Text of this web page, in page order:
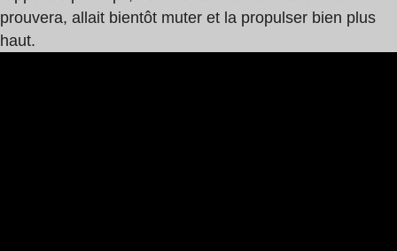
prouvera, allait bientôt muter et la propulser bien plus
haut.